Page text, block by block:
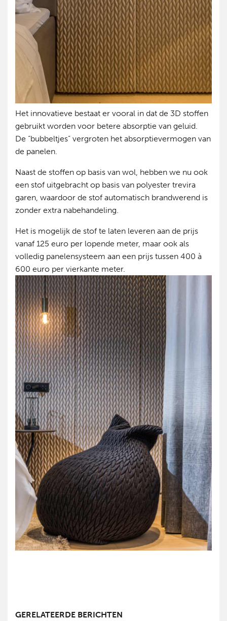
Het innovatieve bestaat er vooral in dat de 3D stoffen
gebruikt worden voor betere absorptie van geluid.
De “bubbeltjes” vergroten het absorptievermogen van
de panelen.
Naast de stoffen op basis van wol, hebben we nu ook
een stof uitgebracht op basis van polyester trevira
garen, waardoor de stof automatisch brandwerend is
zonder extra nabehandeling.
Het is mogelijk de stof te laten leveren aan de prijs
vanaf 125 euro per lopende meter, maar ook als
volledig panelensysteem aan een prijs tussen 400 à
600 euro per vierkante meter.
GERELATEERDE BERICHTEN